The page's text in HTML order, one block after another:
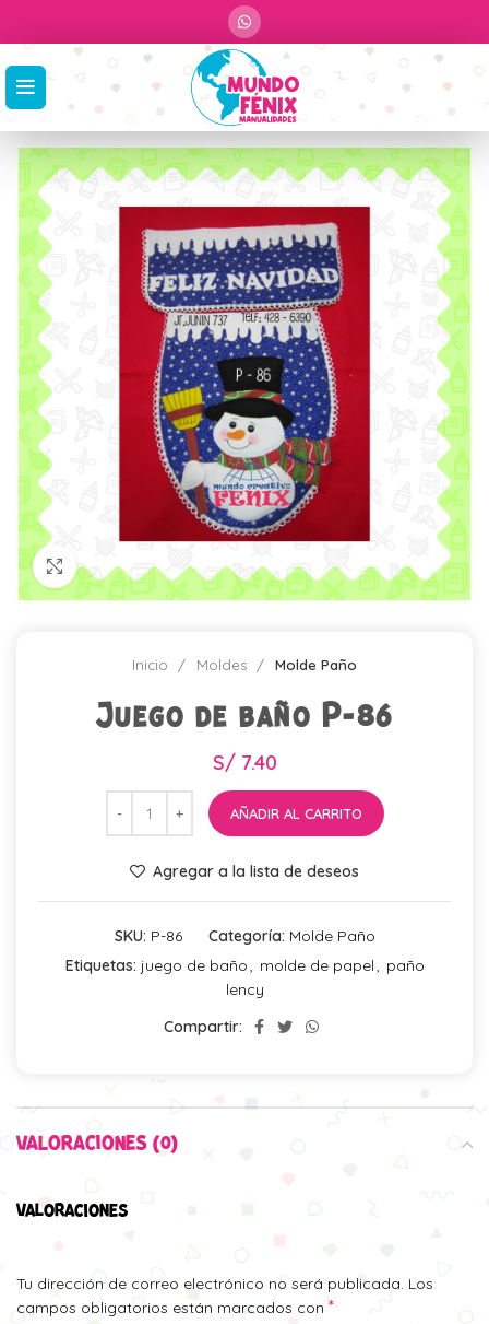
Click para agrandar
Inicio Moldes Molde Paño
Juego de baño P-86
S/7.40
AÑADIR AL CARRITO
Agregar a la lista de deseos
SKU: P-86 Categoría: Molde Paño
Etiquetas: juego de baño, molde de papel, paño
lency
Compartir:
VALORACIONES (0)
VALORACIONES
Tu dirección de correo electrónico no será publicada. Los
campos obligatorios están marcados con *